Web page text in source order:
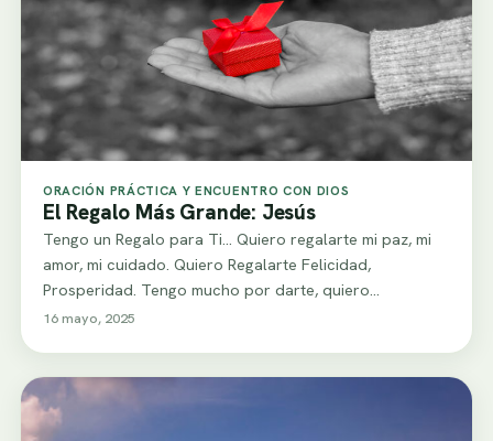
ORACIÓN PRÁCTICA Y ENCUENTRO CON DIOS
El Regalo Más Grande: Jesús
Tengo un Regalo para Ti... Quiero regalarte mi paz, mi
amor, mi cuidado. Quiero Regalarte Felicidad,
Prosperidad. Tengo mucho por darte, quiero…
16 mayo, 2025